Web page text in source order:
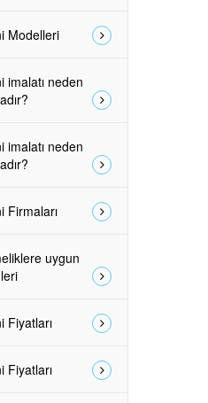
Modelleri
imalatı neden
imalatı neden
Firmaları
uygun
Fiyatları
Fiyatları